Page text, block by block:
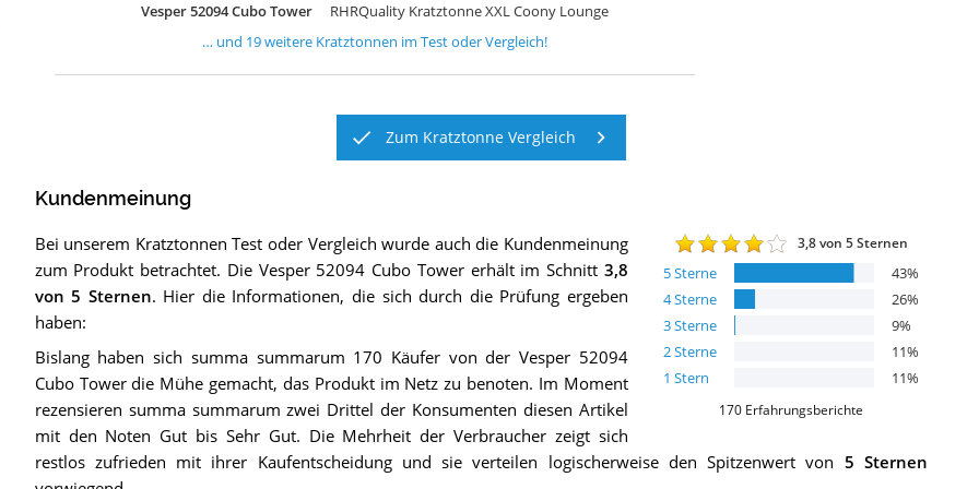
Vesper 52094 Cubo Tower RHRQuality Kratztonne XXL Coony Lounge
… und 19weitere Kratztonnen im Test oder Vergleich!
Zum Kratztonne Vergleich
Kundenmeinung
3,8von 5 Sternen
5Sterne 43%
4Sterne 26%
3Sterne 9%
2Sterne 11%
1 Stern 11%
170 Erfahrungsberichte
Bei unserem Kratztonnen Test oder Vergleich wurde auch die Kundenmeinung
zum Produkt betrachtet. Die Vesper 52094 Cubo Towererhält im Schnitt 3,8
von 5 Sternen. Hier die Informationen, die sich durch die Prüfung ergeben
haben:
Bislang haben sich summa summarum 170 Käufer von der Vesper 52094
Cubo Tower die Mühe gemacht, das Produkt im Netz zu benoten. Im Moment
rezensieren summa summarum zwei Drittel der Konsumenten diesen Artikel
mit den Noten Gut bis Sehr Gut. Die Mehrheit der Verbraucher zeigt sich
restlos zufrieden mit ihrer Kaufentscheidung und sie verteilen logischerweise den Spitzenwert von 5 Sternen